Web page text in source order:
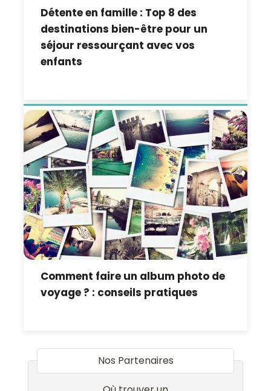
Détente en famille : Top 8 des
destinations bien-être pour un
séjour ressourçant avec vos
enfants
Comment faire un album photo de
voyage ? : conseils pratiques
Nos Partenaires